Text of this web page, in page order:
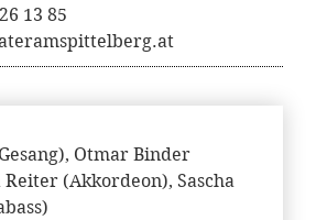
13 85
Otmar Binder
(Akkordeon), Sascha